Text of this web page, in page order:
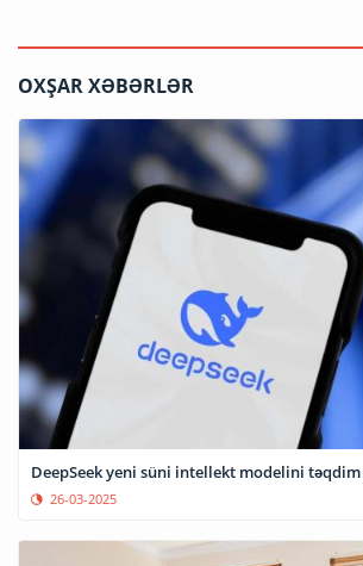
OXŞAR XƏBƏRLƏR
DeepSeek yeni süni intellekt modelini
26-03-2025